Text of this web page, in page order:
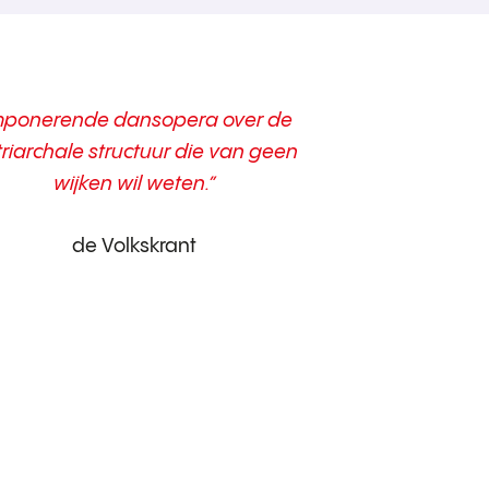
dansopera over de
structuur die van geen
wijken wil weten.”
de Volkskrant